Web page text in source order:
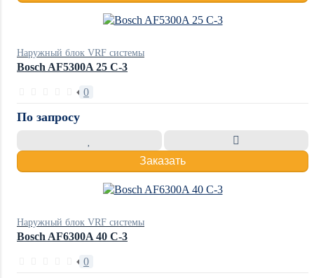
Наружный блок VRF системы
Bosch AF5300A 25 C-3
0
По запросу
Заказать
Наружный блок VRF системы
Bosch AF6300A 40 C-3
0